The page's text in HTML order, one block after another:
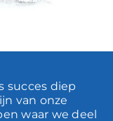
succes diep
van onze
waar we deel